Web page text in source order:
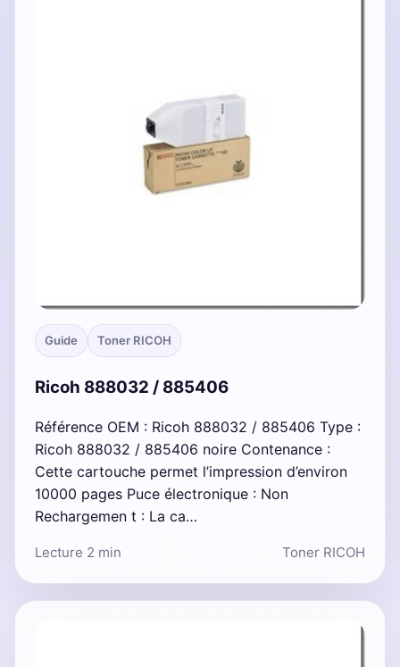
Guide Toner RICOH
Ricoh 888032 / 885406
Référence OEM : Ricoh 888032 / 885406 Type :
Ricoh 888032 / 885406 noire Contenance :
Cette cartouche permet l’impression d’environ
10000 pages Puce électronique : Non
Rechargemen t : La ca…
Lecture 2 min Toner RICOH